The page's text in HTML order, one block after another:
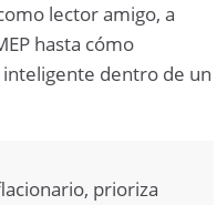
lector amigo, a
hasta cómo
dentro de un
prioriza